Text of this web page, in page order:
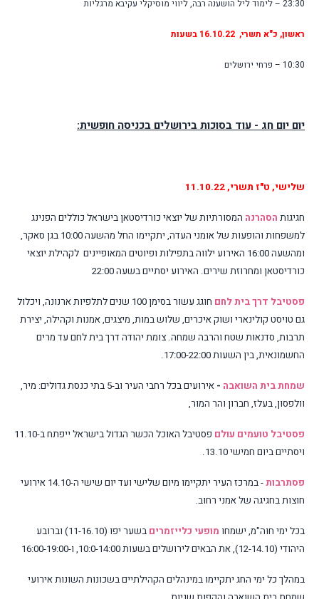
23:30 – לימוד ליל הושענה רבה, ליווי מוסיקלי עקיבא מרגליות
ראשון, כ"א תשרי, 16.10.22 בשעות
10:30 – פרחי ירושלים
יום יום חג - עוד בסוכות בירושלים בכניסה חופשית:
שלישי, ט"ז תשרי, 11.10.22
חגיגות הסהרנה המסורתיות של יוצאי כורדיסטאן בישראל כוללים הפנינג
למשפחות והופעות של אומני העדה, יתקיימו החל מהשעה 10:00 בגן סאקר,
ומהשעה 16:00 האירוע ילווה בתפילות ופיוטים המאופיינים לקהילת יוצאי
כורדיסטאן ומחרוזת שירים. האירוע יסתיים בשעה 22:00
פסטיבל דרך בית לחם חוגג עשור בסימן 100 שנים לתלפיות ארנונה
, ויכלול
גם טויסט קולינארי ושוק איכרים, שלוש במות, מיצגים, אמנות וקהילה, יצירת
תרבות, סדנאות שטח והרבה שמחה. צומת יהודה דרך בית לחם עד מרים
החשמונאית, בין השעות 17:00-22:00.
שמחת בית השואבה -
אירועים בכל רחבי העיר וב-5 בתי כנסת גדולים: מיר,
וולפסון, בעלז, חברון והר המור,
פסטיבל טועמים עולם
פסטיבל האוכל הכשר הגדול בישראל ייפתח ב-11.10
ויסתיים ביום חמישי 13.10.
פסתרבות
- במרכז העיר יתקיימו מיום שלישי ועד יום שישי ה-14.10 אירועי
חוצות בחגיגה של אמני רחוב.
בכל ימי חוה"מ, ישמחו מופעי כלייזמרים
בשער יפו (11-16.10) וברובע
היהודי (12-14.10), את הבאים לירושלים
בשעות 10:0-14:00, ו-16:00-19:00
במהלך כל ימי החג יתקיימו במינהלים הקהילתיים בשכונות השונות אירועי